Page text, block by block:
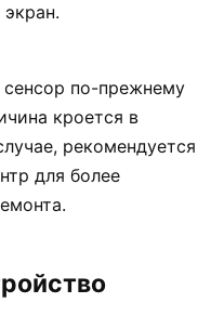
сенсор по-прежнему
кроется в
рекомендуется
для более